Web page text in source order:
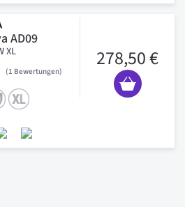
AD09
XL
1 Bewertungen
278,50 €